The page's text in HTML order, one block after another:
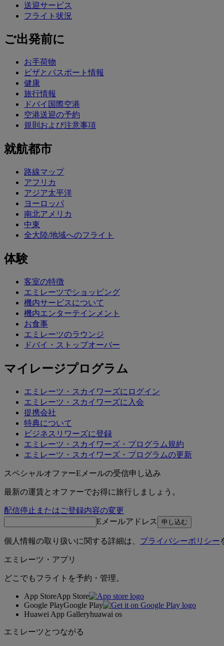
送迎サービス
フライト状況
ご出発前に
お手荷物
ビザとパスポート情報
健康
旅行情報
ドバイ国際空港
空港送迎の予約
規則および注意事項
就航都市
路線マップ
アフリカ
アジア太平洋
ヨーロッパ
南北アメリカ
中東
全大陸/地域へのフライト
体験
客室の特徴
エミレーツでショッピング
機内サービスについて
機内エンターテインメント
お食事
エミレーツのラウンジ
ドバイ・ストップオーバー
マイレージプログラム
エミレーツ・スカイワーズにログイン
エミレーツ・スカイワーズに入会
提携会社
特典について
ビジネスリワーズに登録
エミレーツ・スカイワーズ・プログラム規約
エミレーツ・スカイワーズ・プログラムの更新
スペシャルオファーEメールの受信申し込み
最新の運賃とオファーでお得に旅行しましょう。
配信停止またはご登録内容の変更
Eメールアドレス
申し込む
個人情報の取り扱いに関する詳細は、 プライバシーポリシー
エミレーツ・アプリ
どこでもフライトを予約・管理。
App StoreApp Store
Google PlayGoogle Play
Huawei App Galleryhuawai os
エミレーツとつながる